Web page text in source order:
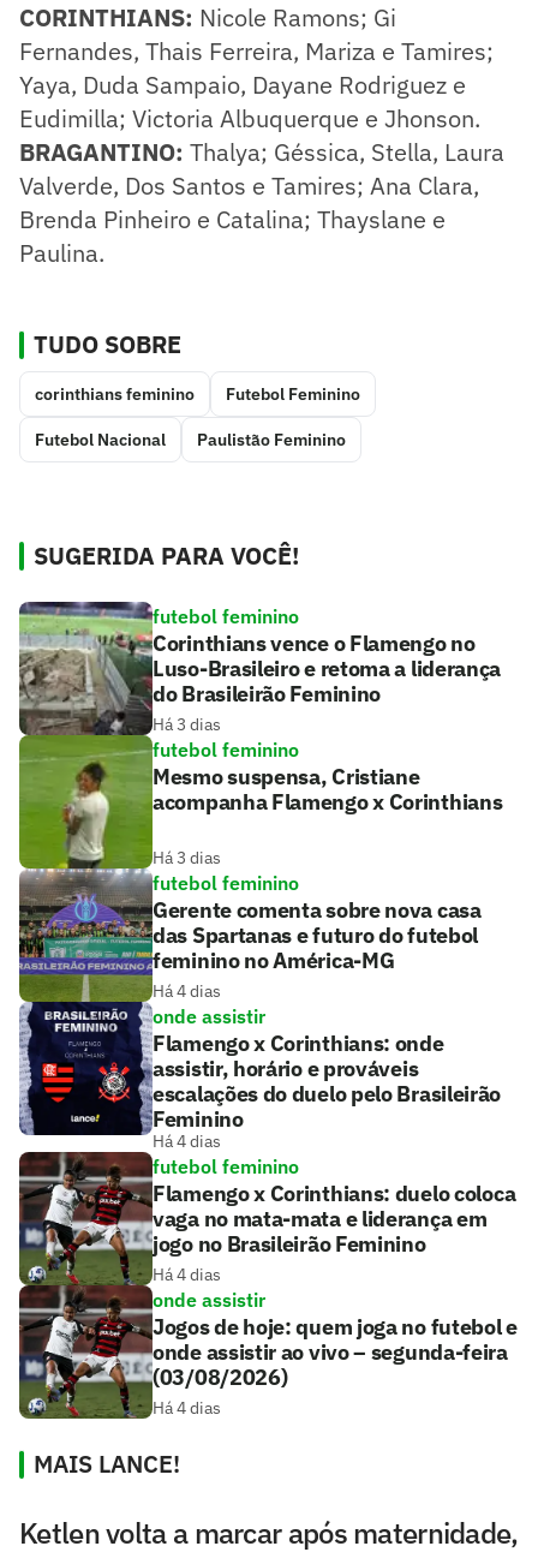
CORINTHIANS: Nicole Ramons; Gi
Fernandes, Thais Ferreira, Mariza e Tamires;
Yaya, Duda Sampaio, Dayane Rodriguez e
Eudimilla; Victoria Albuquerque e Jhonson.
BRAGANTINO: Thalya; Géssica, Stella, Laura
Valverde, Dos Santos e Tamires; Ana Clara,
Brenda Pinheiro e Catalina; Thayslane e
Paulina.
TUDO SOBRE
corinthians feminino Futebol Feminino
Futebol Nacional Paulistão Feminino
SUGERIDA PARA VOCÊ!
futebol feminino
Corinthians vence o Flamengo no
Luso-Brasileiro e retoma a liderança
do Brasileirão Feminino
Há 3 dias
futebol feminino
Mesmo suspensa, Cristiane
acompanha Flamengo x Corinthians
Há 3 dias
futebol feminino
Gerente comenta sobre nova casa
das Spartanas e futuro do futebol
feminino no América-MG
Há 4 dias
onde assistir
Flamengo x Corinthians: onde
assistir, horário e prováveis
escalações do duelo pelo Brasileirão
Feminino
Há 4 dias
futebol feminino
Flamengo x Corinthians: duelo coloca
vaga no mata-mata e liderança em
jogo no Brasileirão Feminino
Há 4 dias
onde assistir
Jogos de hoje: quem joga no futebol e
onde assistir ao vivo – segunda-feira
(03/08/2026)
Há 4 dias
MAIS LANCE!
Ketlen volta a marcar após maternidade,